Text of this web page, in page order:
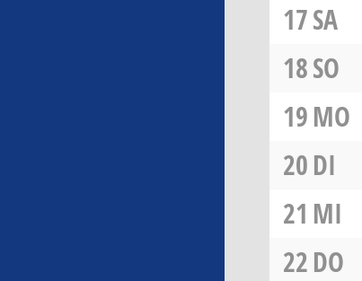
17SA
18SO
19MO
20DI
21 MI
22DO